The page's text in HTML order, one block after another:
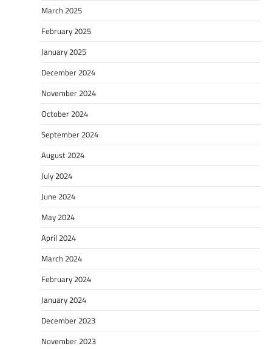
March 2025
February 2025
January 2025
December 2024
November 2024
October 2024
September 2024
August 2024
July 2024
June 2024
May 2024
April 2024
March 2024
February 2024
January 2024
December 2023
November 2023